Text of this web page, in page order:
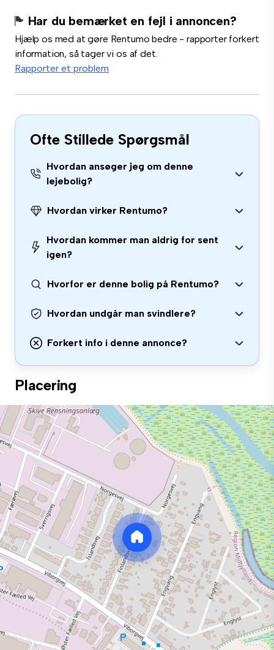
Har du bemærket en fejl i annoncen?
Hjælp os med at gøre Rentumo bedre - rapporter forkert
information, så tager vi os af det.
Rapporter et problem
Ofte Stillede Spørgsmål
Hvordan ansøger jeg om denne
lejebolig?
Hvordan virker Rentumo?
Hvordan kommer man aldrig for sent
igen?
Hvorfor er denne bolig på Rentumo?
Hvordan undgår man svindlere?
Forkert info i denne annonce?
Placering